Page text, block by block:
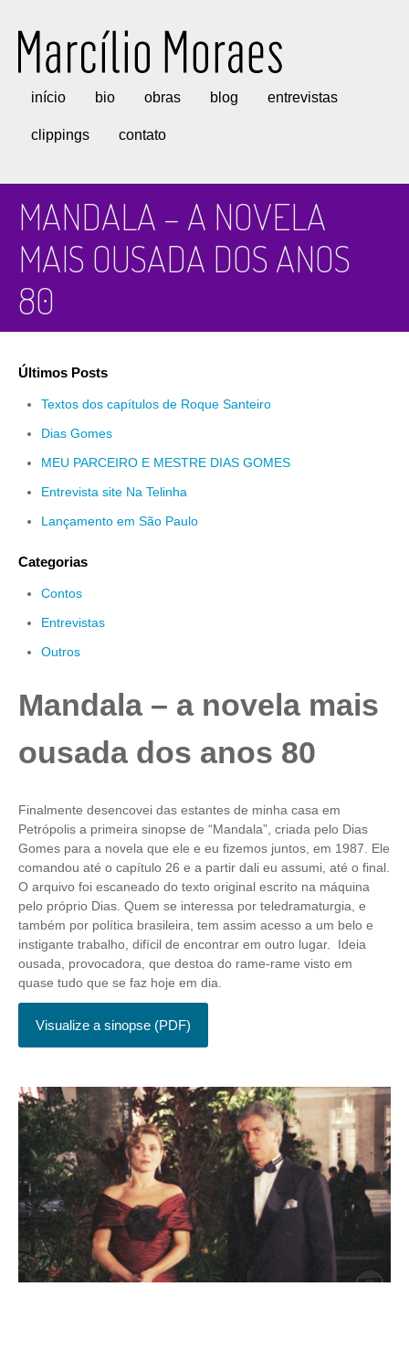
início bio obras blog entrevistas
clippings contato
MANDALA – A NOVELA
MAIS OUSADA DOS ANOS
80
Últimos Posts
Textos dos capítulos de Roque Santeiro
Dias Gomes
MEU PARCEIRO E MESTRE DIAS GOMES
Entrevista site Na Telinha
Lançamento em São Paulo
Categorias
Contos
Entrevistas
Outros
Mandala – a novela mais
ousada dos anos 80
Finalmente desencovei das estantes de minha casa em
Petrópolis a primeira sinopse de “Mandala”, criada pelo Dias
Gomes para a novela que ele e eu fizemos juntos, em 1987. Ele
comandou até o capítulo 26 e a partir dali eu assumi, até o final.
O arquivo foi escaneado do texto original escrito na máquina
pelo próprio Dias. Quem se interessa por teledramaturgia, e
também por política brasileira, tem assim acesso a um belo e
instigante trabalho, difícil de encontrar em outro lugar. Ideia
ousada, provocadora, que destoa do rame-rame visto em
quase tudo que se faz hoje em dia.
Visualize a sinopse (PDF)